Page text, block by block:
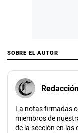
SOBRE EL AUTOR
La notas firmadas
miembros de
de la sección en las